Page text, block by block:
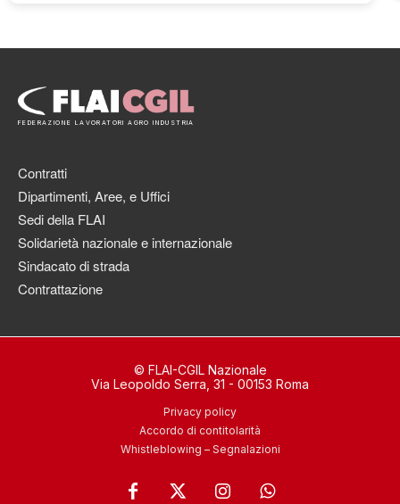
FEDERAZIONE LAVORATORI AGRO INDUSTRIA
Contratti
Dipartimenti, Aree, e Uffici
Sedi della FLAI
Solidarietà nazionale e internazionale
Sindacato di strada
Contrattazione
© FLAI-CGIL Nazionale
Via Leopoldo Serra, 31 - 00153 Roma
Privacy policy
Accordo di contitolarità
Whistleblowing – Segnalazioni